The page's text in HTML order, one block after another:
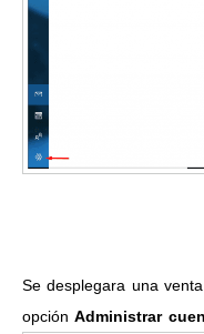
Se desplegara una
opciónAdministrar